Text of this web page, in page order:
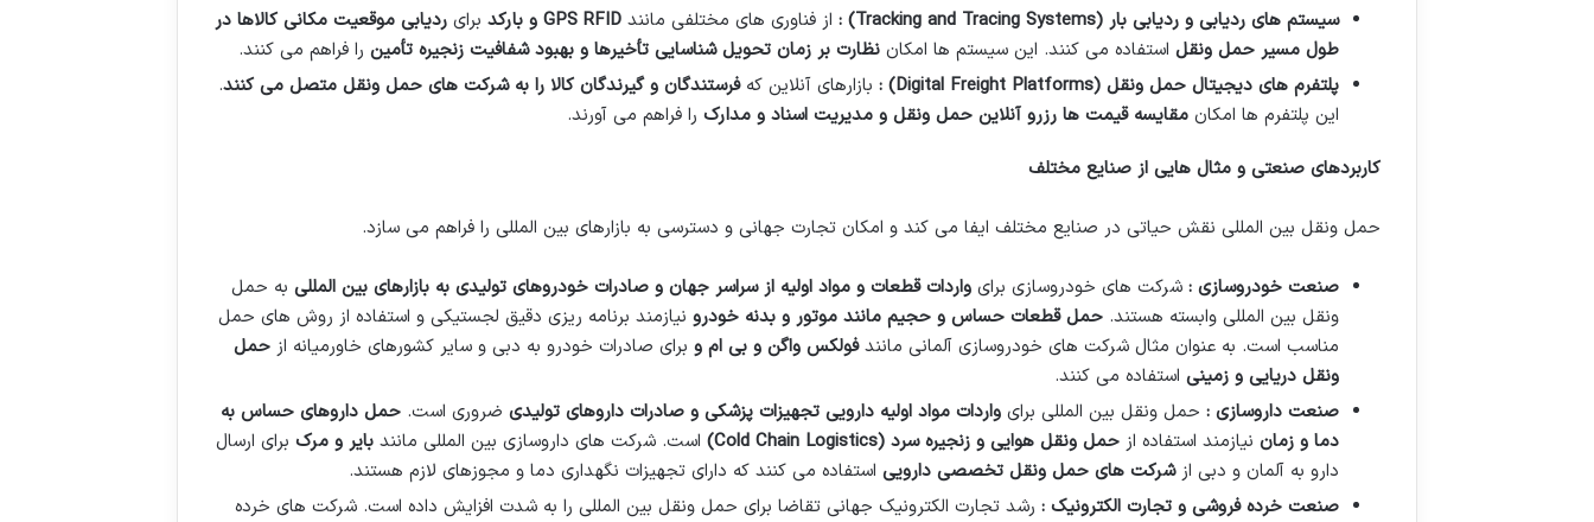
سیستم های ردیابی و ردیابی بار (Tracking and Tracing Systems)
: از فناوری های مختلفی مانند GPS RFID و بارکد برایردیابی موقعیت مکانی کالاها در
طول مسیر حمل ونقل استفاده می کنند. این سیستم ها امکاننظارت بر زمان تحویل شناسایی تأخیرها و بهبود شفافیت زنجیره تأمین را فراهم می کنند.
پلتفرم های دیجیتال حمل ونقل (Digital Freight Platforms)
: بازارهای آنلاین کهفرستندگان و گیرندگان کالا را به شرکت های حمل ونقل متصل می کنند.
این پلتفرم ها امکانمقایسه قیمت ها رزرو آنلاین حمل ونقل و مدیریت اسناد و مدارک را فراهم می آورند.
کاربردهای صنعتی و مثال هایی از صنایع مختلف
حمل ونقل بین المللی نقش حیاتی در صنایع مختلف ایفا می کند و امکان تجارت جهانی و دسترسی به بازارهای بین المللی را فراهم می سازد.
صنعت خودروسازی :شرکت های خودروسازی برایواردات قطعات و مواد اولیه از سراسر جهان و صادرات خودروهای تولیدی به بازارهای بین المللی به حمل
ونقل بین المللی وابسته هستند.حمل قطعات حساس و حجیم مانند موتور و بدنه خودرو نیازمند برنامه ریزی دقیق لجستیکی و استفاده از روش های حمل
مناسب است. به عنوان مثال شرکت های خودروسازی آلمانی مانندفولکس واگن و بی ام و برای صادرات خودرو به دبی و سایر کشورهای خاورمیانه ازحمل
ونقل دریایی و زمینی استفاده می کنند.
صنعت داروسازی : حمل ونقل بین المللی برایواردات مواد اولیه دارویی تجهیزات پزشکی و صادرات داروهای تولیدی ضروری است.حمل داروهای حساس به
دما و زمان نیازمند استفاده ازحمل ونقل هوایی و زنجیره سرد (Cold Chain Logistics) است. شرکت های داروسازی بین المللی مانندبایر و مرک برای ارسال
دارو به آلمان و دبی ازشرکت های حمل ونقل تخصصی دارویی استفاده می کنند که دارای تجهیزات نگهداری دما و مجوزهای لازم هستند.
صنعت خرده فروشی و تجارت الکترونیک : رشد تجارت الکترونیک جهانی تقاضا برای حمل ونقل بین المللی را به شدت افزایش داده است. شرکت های خرده